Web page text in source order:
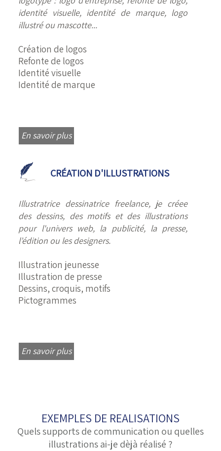
identité visuelle, identité de marque, logo
illustré ou mascotte...
Création de logos
Refonte de logos
Identité visuelle
Identité de marque
En savoir plus
CRÉATION D'ILLUSTRATIONS
Illustratrice dessinatrice freelance, je créee
des dessins, des motifs et des illustrations
pour l'univers web, la publicité, la presse,
l’édition ou les designers.
Illustration jeunesse
Illustration de presse
Dessins, croquis, motifs
Pictogrammes
En savoir plus
EXEMPLES DE REALISATIONS
Quels supports de communication ou quelles
illustrations ai-je dèjà réalisé ?